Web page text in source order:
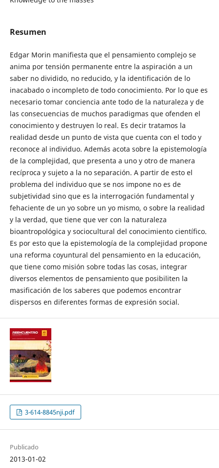
Resumen
Edgar Morin manifiesta que el pensamiento complejo se
anima por tensión permanente entre la aspiración a un
saber no dividido, no reducido, y la identificación de lo
inacabado o incompleto de todo conocimiento. Por lo que es
necesario tomar conciencia ante todo de la naturaleza y de
las consecuencias de muchos paradigmas que ofenden el
conocimiento y destruyen lo real. Es decir tratamos la
realidad desde un punto de vista que cuenta con el todo y
reconoce al individuo. Además acota sobre la epistemología
de la complejidad, que presenta a uno y otro de manera
recíproca y sujeto a la no separación. A partir de esto el
problema del individuo que se nos impone no es de
subjetividad sino que es la interrogación fundamental y
fehaciente de un yo sobre un yo mismo, o sobre la realidad
y la verdad, que tiene que ver con la naturaleza
bioantropológica y sociocultural del conocimiento científico.
Es por esto que la epistemología de la complejidad propone
una reforma coyuntural del pensamiento en la educación,
que tiene como misión sobre todas las cosas, integrar
diversos elementos de pensamiento que posibiliten la
masificación de los saberes que podemos encontrar
dispersos en diferentes formas de expresión social.
3-614-8845nji.pdf
Publicado
2013-01-02